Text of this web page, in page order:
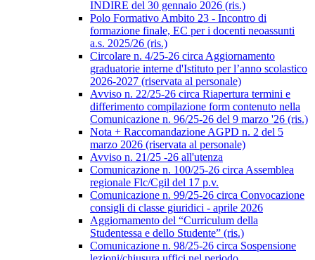
INDIRE del 30 gennaio 2026 (ris.)
Polo Formativo Ambito 23 - Incontro di
formazione finale, EC per i docenti neoassunti
a.s. 2025/26 (ris.)
Circolare n. 4/25-26 circa Aggiornamento
graduatorie interne d'Istituto per l’anno scolastico
2026-2027 (riservata al personale)
Avviso n. 22/25-26 circa Riapertura termini e
differimento compilazione form contenuto nella
Comunicazione n. 96/25-26 del 9 marzo '26 (ris.)
Nota + Raccomandazione AGPD n. 2 del 5
marzo 2026 (riservata al personale)
Avviso n. 21/25 -26 all'utenza
Comunicazione n. 100/25-26 circa Assemblea
regionale Flc/Cgil del 17 p.v.
Comunicazione n. 99/25-26 circa Convocazione
consigli di classe giuridici - aprile 2026
Aggiornamento del “Curriculum della
Studentessa e dello Studente” (ris.)
Comunicazione n. 98/25-26 circa Sospensione